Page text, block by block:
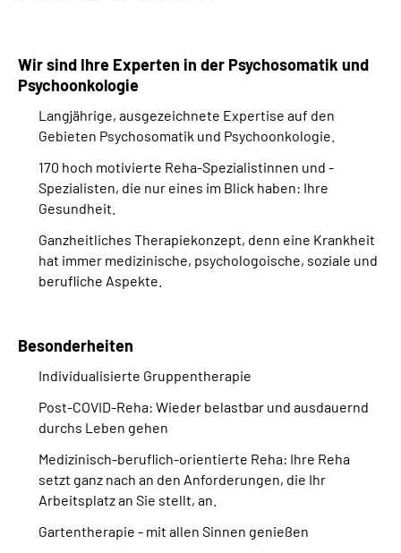
Wir sind Ihre Experten in der Psychosomatik und
Psychoonkologie
Langjährige, ausgezeichnete Expertise auf den
Gebieten Psychosomatik und Psychoonkologie.
170 hoch motivierte Reha-Spezialistinnen und -
Spezialisten, die nur eines im Blick haben: Ihre
Gesundheit.
Ganzheitliches Therapiekonzept, denn eine Krankheit
hat immer medizinische, psychologoische, soziale und
berufliche Aspekte.
Besonderheiten
Individualisierte Gruppentherapie
Post-COVID-Reha: Wieder belastbar und ausdauernd
durchs Leben gehen
Medizinisch-beruflich-orientierte Reha: Ihre Reha
setzt ganz nach an den Anforderungen, die Ihr
Arbeitsplatz an Sie stellt, an.
Gartentherapie - mit allen Sinnen genießen